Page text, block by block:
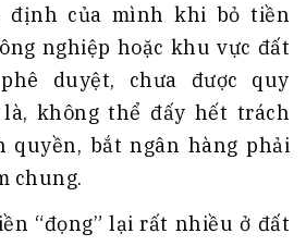
định của mình khi bỏ tiền
nghiệp hoặc khu vực đất
duyệt, chưa được quy
là, không thể đấy hết trách
quyền, bắt ngân hàng phải
chung.
“đọng” lại rất nhiều ở đất